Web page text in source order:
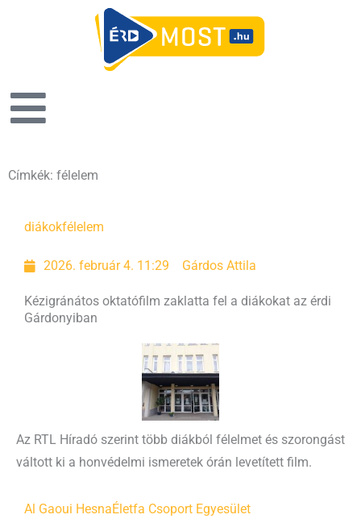
Címkék: félelem
diákokfélelem
2026. február 4. 11:29 Gárdos Attila
Kézigránátos oktatófilm zaklatta fel a diákokat az érdi
Gárdonyiban
Az RTL Híradó szerint több diákból félelmet és szorongást
váltott ki a honvédelmi ismeretek órán levetített film.
Al Gaoui HesnaÉletfa Csoport Egyesület